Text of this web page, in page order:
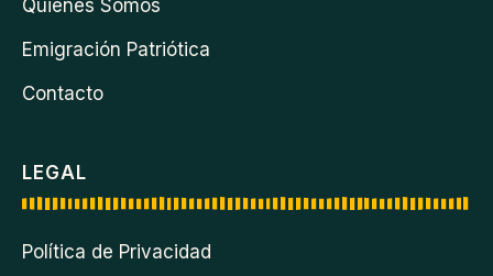
Quiénes Somos
Emigración Patriótica
Contacto
LEGAL
Política de Privacidad